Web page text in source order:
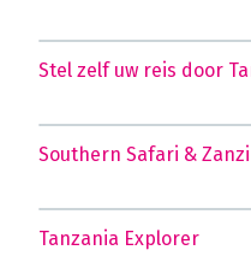
Stel zelf uw reis door
Southern Safari &
Tanzania Explorer